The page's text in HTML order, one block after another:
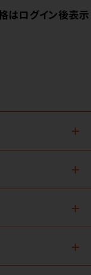
はログイン後表示